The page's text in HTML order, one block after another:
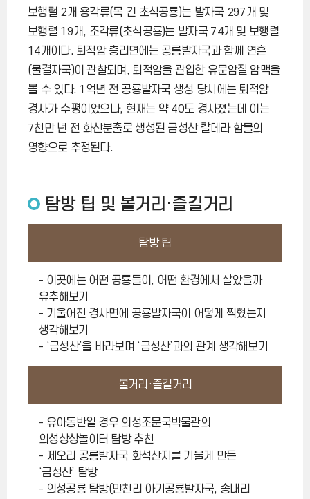
보행렬 2개 용각류(목 긴 초식공룡)는 발자국 297개 및
보행렬 19개, 조각류(초식공룡)는 발자국 74개 및 보행렬
14개이다. 퇴적암 층리면에는 공룡발자국과 함께 연흔
(물결자국)이 관찰되며, 퇴적암을 관입한 유문암질 암맥을
볼 수 있다. 1억년 전 공룡발자국 생성 당시에는 퇴적암
경사가 수평이었으나, 현재는 약 40도 경사졌는데 이는
7천만 년 전 화산분출로 생성된 금성산 칼데라 함몰의
영향으로 추정된다.
탐방 팁 및 볼거리·즐길거리
탐방 팁
- 이곳에는 어떤 공룡들이, 어떤 환경에서 살았을까
유추해보기
- 기울어진 경사면에 공룡발자국이 어떻게 찍혔는지
생각해보기
- ‘금성산’을 바라보며 ‘금성산’과의 관계 생각해보기
볼거리·즐길거리
- 유아동반일 경우 의성조문국박물관의
의성상상놀이터 탐방 추천
- 제오리 공룡발자국 화석산지를 기울게 만든
‘금성산’ 탐방
- 의성공룡 탐방(만천리 아기공룡발자국, 송내리